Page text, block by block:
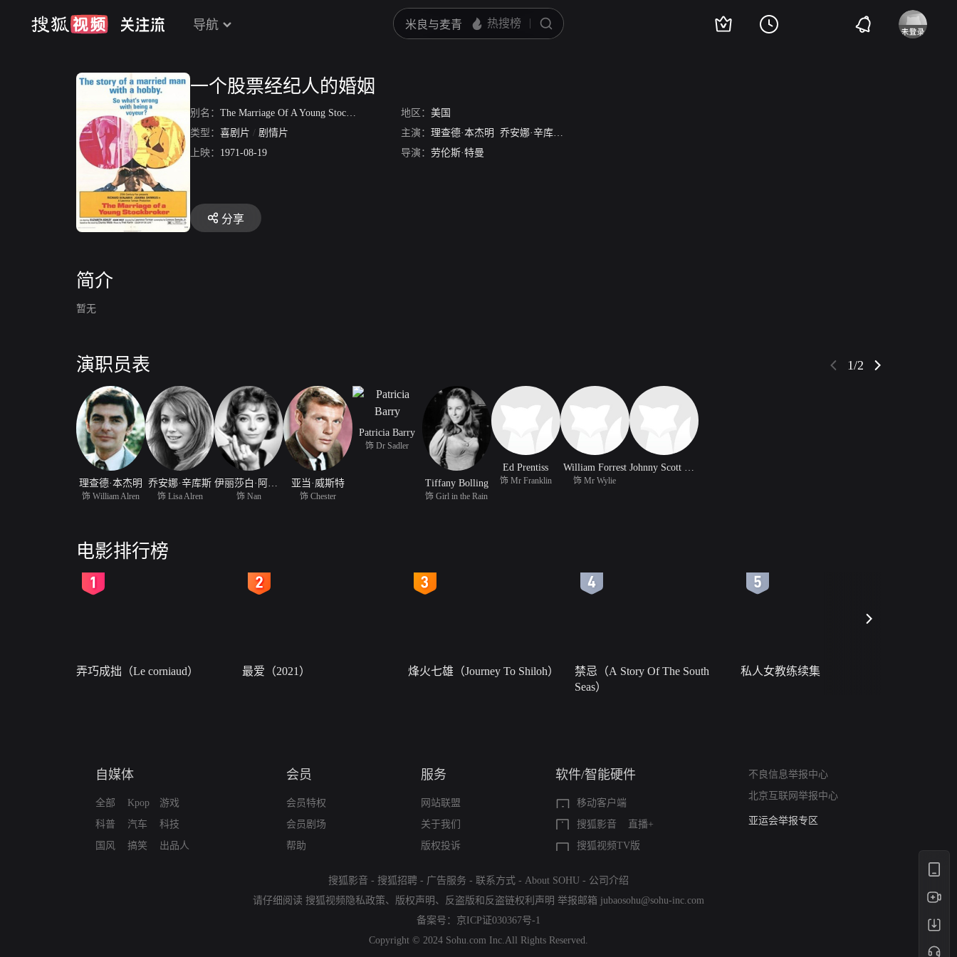
导航
一个股票经纪人的婚姻
别名： The Marriage Of A Young Stockbroker 地区： 美国
类型： 喜剧片 / 剧情片 主演： 理查德·本杰明 乔安娜·辛库斯
上映： 1971-08-19 导演： 劳伦斯·特曼
分享
简介
暂无
演职员表 1/2
理查德·本杰明
饰 William Alren
乔安娜·辛库斯
饰 Lisa Alren 饰 Nan
亚当·威斯特
饰 Chester
Patricia Barry
饰 Dr Sadler
Tiffany Bolling
饰 Girl in the Rain
Ed Prentiss
饰 Mr Franklin
William Forrest
饰 Mr Wylie
Johnny Scott Lee
电影排行榜
弄巧成拙（Le corniaud） 最爱（2021） 烽火七雄（Journey To Shiloh）
禁忌（A Story Of The South
Seas）
私人女教练续集
自媒体
全部
科普
国风
Kpop
汽车
搞笑
游戏
科技
出品人
会员
会员特权
会员剧场
帮助
服务
网站联盟
关于我们
版权投诉
软件/智能硬件
移动客户端
搜狐影音
直播+
搜狐视频TV版
不良信息举报中心
北京互联网举报中心
算法推荐专项举报
亚运会举报专区
搜狐影音 - 搜狐招聘 - 广告服务 - 联系方式 - About SOHU - 公司介绍
请仔细阅读 搜狐视频隐私政策、 版权声明 、 反盗版和反盗链权利声明 举报邮箱 jubaosohu@sohu-inc.com
备案号： 京ICP证030367号-1
Copyright © 2024 Sohu.com Inc.All Rights Reserved.